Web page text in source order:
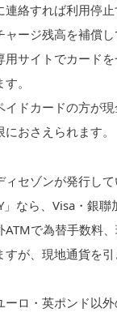
連絡すれば利用停
ャージ残高を補償
用サイトでカード
。
イドカードの方が
おさえられます。
ィセゾンが発行し
」なら、Visa・銀
ATMで為替手数料
すが、現地通貨を
ーロ・英ポンド以